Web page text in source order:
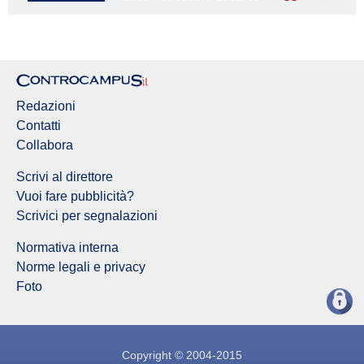
Redazioni
Contatti
Collabora
Scrivi al direttore
Vuoi fare pubblicità?
Scrivici per segnalazioni
Normativa interna
Norme legali e privacy
Foto
Copyright © 2004-2015